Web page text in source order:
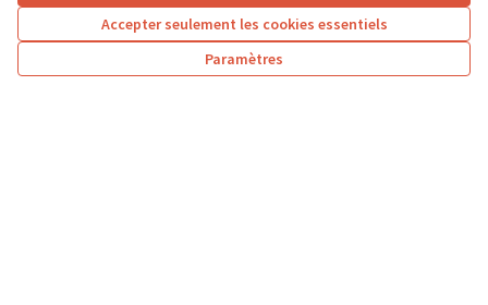
Accepter seulement les cookies essentiels
Paramètres